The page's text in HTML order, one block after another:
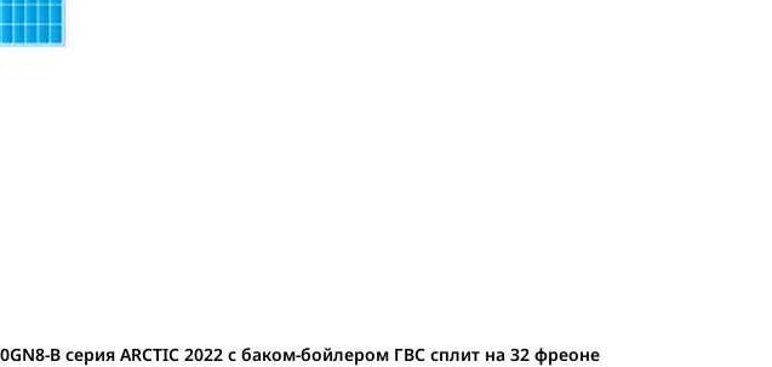
B серия ARCTIC 2022 с баком-бойлером ГВС сплит на 32 фреоне